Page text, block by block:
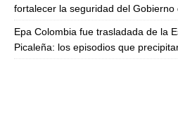
fortalecer la seguridad del Gobierno
Epa Colombia fue trasladada de la
Picaleña: los episodios que